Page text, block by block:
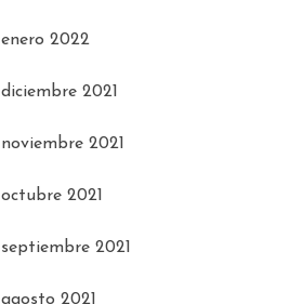
enero 2022
diciembre 2021
noviembre 2021
octubre 2021
septiembre 2021
agosto 2021